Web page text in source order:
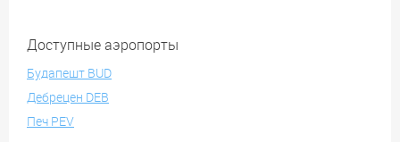
Доступные аэропорты
Будапешт BUD
Дебрецен DEB
Печ PEV